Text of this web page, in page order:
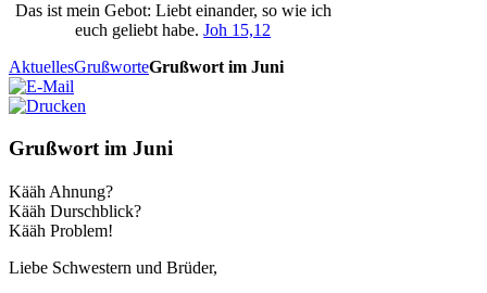
Das ist mein Gebot: Liebt einander, so wie ich
euch geliebt habe.Joh 15,12
AktuellesGrußworteGrußwort im Juni
Grußwort im Juni
Kääh Ahnung?
Kääh Durschblick?
Kääh Problem!
Liebe Schwestern und Brüder,